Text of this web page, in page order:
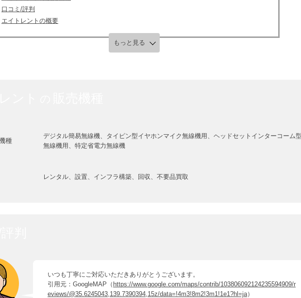
口コミ/評判
エイトレントの概要
もっと見る
種
デジタル簡易無線機、タイピン型イヤホンマイク無線機用、ヘッドセットインターコーム
無線機用、特定省電力無線機
レンタル、設置、インフラ構築、回収、不要品買取
いつも丁寧にご対応いただきありがとうございます。
引用元：GoogleMAP（ https://www.google.com/maps/contrib/103806092124235594909/r
eviews/@35.6245043,139.7390394,15z/data=!4m3!8m2!3m1!1e1?hl=ja）